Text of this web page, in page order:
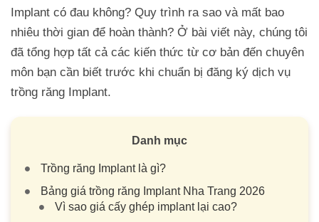
Implant có đau không? Quy trình ra sao và mất bao
nhiêu thời gian để hoàn thành? Ở bài viết này, chúng tôi
đã tổng hợp tất cả các kiến thức từ cơ bản đến chuyên
môn bạn cần biết trước khi chuẩn bị đăng ký dịch vụ
trồng răng Implant.
Danh mục
Trồng răng Implant là gì?
Bảng giá trồng răng Implant Nha Trang 2026
Vì sao giá cấy ghép implant lại cao?